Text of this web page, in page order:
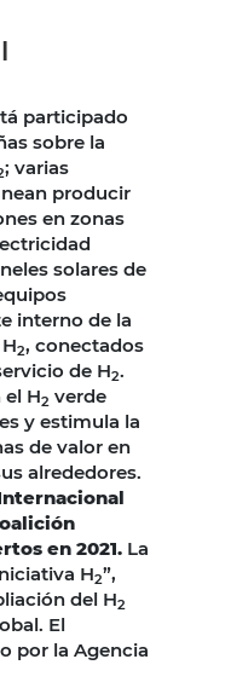
participado
sobre la
; varias
producir
en zonas
solares de
interno de la
2, conectados
de H2.
H2 verde
y estimula la
de valor en
alrededores.
en 2021. La
H2”,
del H2
El
por la Agencia